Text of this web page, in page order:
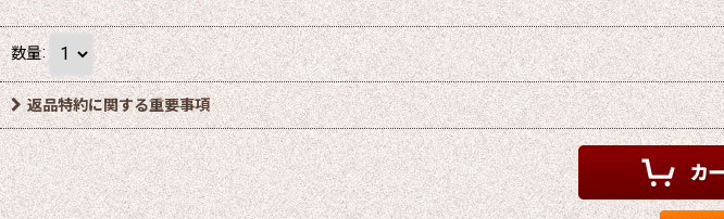
数量:
返品特約に関する重要事項